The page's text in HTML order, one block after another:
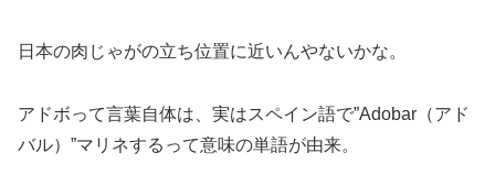
日本の肉じゃがの立ち位置に近いんやないかな。
アドボって言葉自体は、実はスペイン語で”Adobar（アド
バル）”マリネするって意味の単語が由来。